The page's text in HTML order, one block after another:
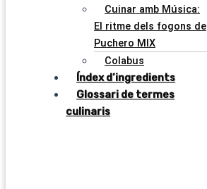
Cuinar amb Música:
El ritme dels fogons de
Puchero MIX
Colabus
Índex d’ingredients
Glossari de termes
culinaris